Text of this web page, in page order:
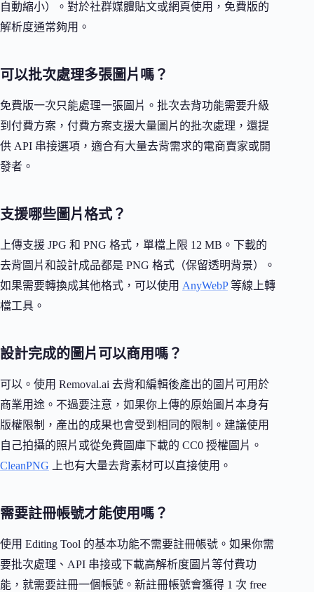
自動縮小）。對於社群媒體貼文或網頁使用，免費版的
解析度通常夠用。
可以批次處理多張圖片嗎？
免費版一次只能處理一張圖片。批次去背功能需要升級
到付費方案，付費方案支援大量圖片的批次處理，還提
供 API 串接選項，適合有大量去背需求的電商賣家或開
發者。
支援哪些圖片格式？
上傳支援 JPG 和 PNG 格式，單檔上限 12 MB。下載的
去背圖片和設計成品都是 PNG 格式（保留透明背景）。
如果需要轉換成其他格式，可以使用 AnyWebP等線上轉
檔工具。
設計完成的圖片可以商用嗎？
可以。使用 Removal.ai 去背和編輯後產出的圖片可用於
商業用途。不過要注意，如果你上傳的原始圖片本身有
版權限制，產出的成果也會受到相同的限制。建議使用
自己拍攝的照片或從免費圖庫下載的 CC0 授權圖片。
CleanPNG 上也有大量去背素材可以直接使用。
需要註冊帳號才能使用嗎？
使用 Editing Tool 的基本功能不需要註冊帳號。如果你需
要批次處理、API 串接或下載高解析度圖片等付費功
能，就需要註冊一個帳號。新註冊帳號會獲得 1 次 free